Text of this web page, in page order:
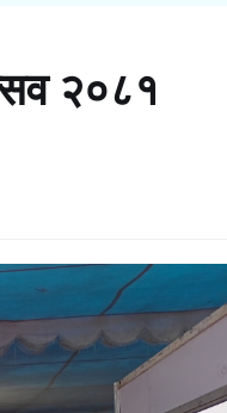
२०८१